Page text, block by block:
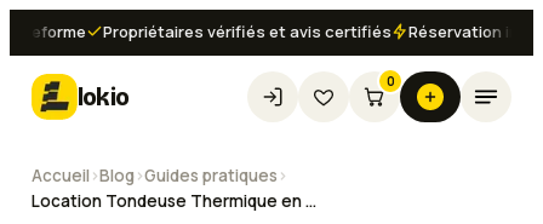
Propriétaires vérifiés et avis certifiés Réservation
lokio
0
Accueil ›Blog›Guides pratiques ›
Location Tondeuse Thermique en Essonne : Le Guide Pratique 2026